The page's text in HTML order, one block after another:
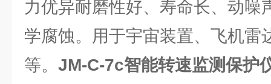
力优异耐磨性好、寿命长、动噪
学腐蚀。用于宇宙装置、飞机雷
等。 JM-C-7c智能转速监测保护